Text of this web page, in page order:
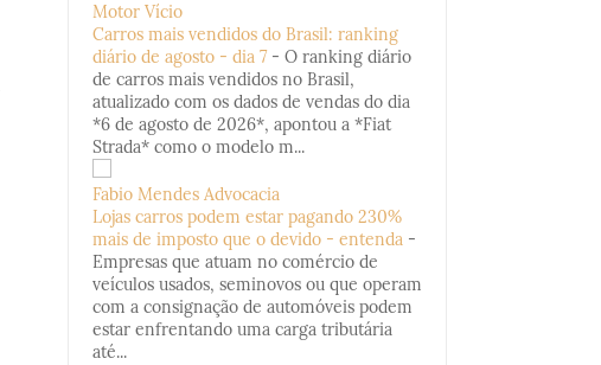
Motor Vício
Carros mais vendidos do Brasil: ranking
diário de agosto - dia 7 - O ranking diário
de carros mais vendidos no Brasil,
atualizado com os dados de vendas do dia
*6 de agosto de 2026*, apontou a *Fiat
Strada* como o modelo m...
Fabio Mendes Advocacia
Lojas carros podem estar pagando 230%
mais de imposto que o devido - entenda -
Empresas que atuam no comércio de
veículos usados, seminovos ou que operam
com a consignação de automóveis podem
estar enfrentando uma carga tributária
até...